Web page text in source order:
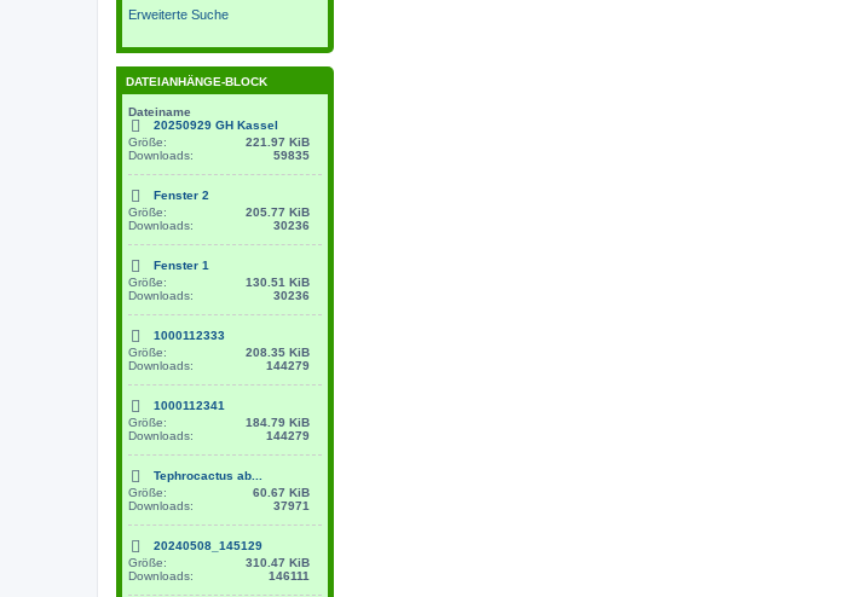
Erweiterte Suche
DATEIANHÄNGE-BLOCK
Dateiname
20250929 GH Kassel
Größe:
221.97 KiB
Downloads:
59835
Fenster 2
Größe:
205.77 KiB
Downloads:
30236
Fenster 1
Größe:
130.51 KiB
Downloads:
30236
1000112333
Größe:
208.35 KiB
Downloads:
144279
1000112341
Größe:
184.79 KiB
Downloads:
144279
Tephrocactus ab...
Größe:
60.67 KiB
Downloads:
37971
20240508_145129
Größe:
310.47 KiB
Downloads:
146111